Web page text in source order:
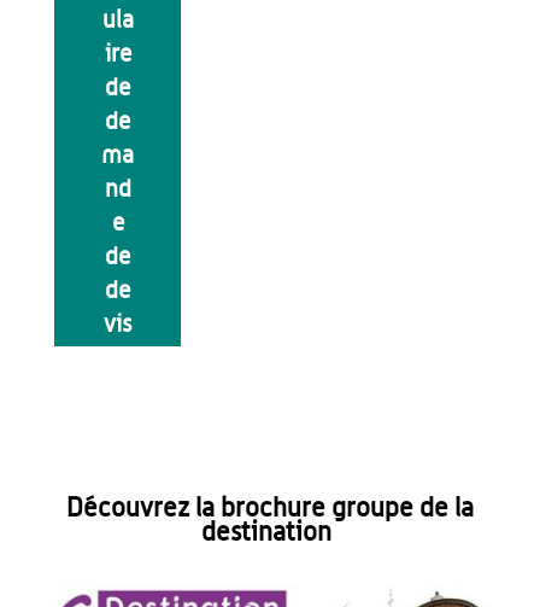
ula
ire
de
de
ma
nd
e
de
de
vis
Découvrez la brochure groupe de la
destination